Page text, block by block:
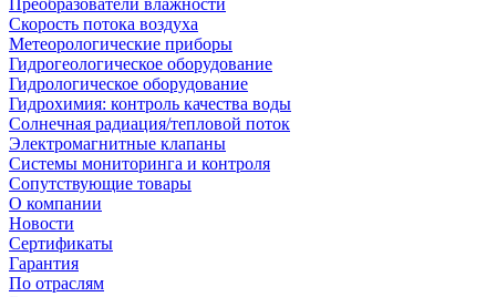
Преобразователи влажности
Скорость потока воздуха
Метеорологические приборы
Гидрогеологическое оборудование
Гидрологическое оборудование
Гидрохимия: контроль качества воды
Солнечная радиация/тепловой поток
Электромагнитные клапаны
Системы мониторинга и контроля
Сопутствующие товары
О компании
Новости
Сертификаты
Гарантия
По отраслям